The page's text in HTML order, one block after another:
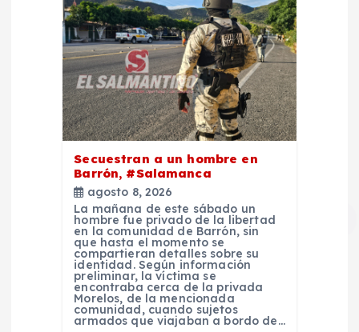
Secuestran a un hombre en
Barrón, #Salamanca
agosto 8, 2026
La mañana de este sábado un
hombre fue privado de la libertad
en la comunidad de Barrón, sin
que hasta el momento se
compartieran detalles sobre su
identidad. Según información
preliminar, la víctima se
encontraba cerca de la privada
Morelos, de la mencionada
comunidad, cuando sujetos
armados que viajaban a bordo de…